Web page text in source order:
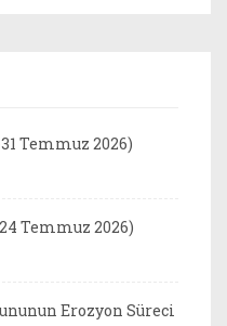
Temmuz 2026)
Temmuz 2026)
Erozyon Süreci